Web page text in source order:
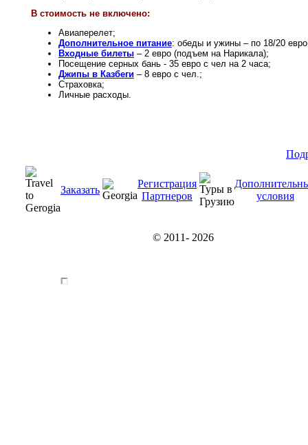
В стоимость не включено:
Авиаперелет;
Дополнительное питание: обеды и ужины – по 18/20
Входные билеты – 2 евро (подъем на Нарикала);
Посещение серных бань - 35 евро с чел на 2 часа;
Джипы в Казбеги – 8 евро с чел.;
Страховка;
Личные расходы.
Заказать
Регистрация
Партнеров
условия
© 2011- 2026